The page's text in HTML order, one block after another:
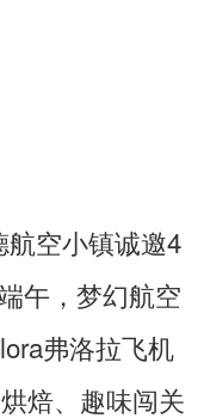
空小镇诚邀4
午，梦幻航空
弗洛拉飞机
焙、趣味闯关